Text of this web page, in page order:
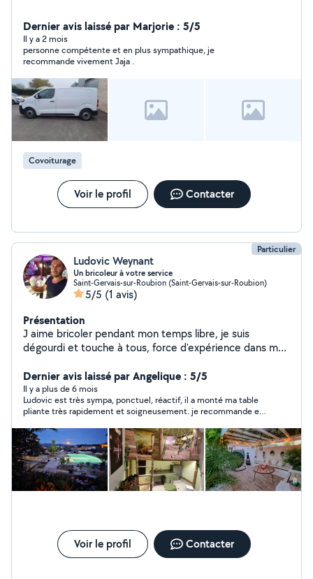
Dernier avis laissé par Marjorie : 5/5
Il y a 2 mois
personne compétente et en plus sympathique, je
recommande vivement Jaja .
Covoiturage
Voir le profil Contacter
Particulier
Ludovic Weynant
Un bricoleur à votre service
Saint-Gervais-sur-Roubion (Saint-Gervais-sur-Roubion)
5/5 (1 avis)
Présentation
J aime bricoler pendant mon temps libre, je suis
dégourdi et touche à tous, force d'expérience dans ma
travaux, du montage de meubles, étagères, appliques,
spots, et petits travaux de peinture entre autres, Je suis
également un spécialiste en téléphonie mobile et peux
vous aider à l'usage de ce dernier Android ou Apple,
mise à jour, sauvegarde de données, nettoyage du
système...ou paramétrages. Merci à votre service
Coordonnées : zéro sept / quatre vingt sept / douze /
cinquante sept / vingt sept
Dernier avis laissé par Angelique : 5/5
Il y a plus de 6 mois
Ludovic est très sympa, ponctuel, réactif, il a monté ma table
pliante très rapidement et soigneusement. je recommande et
merci beaucoup Ludovic pour aussi vos conseils.
Voir le profil Contacter